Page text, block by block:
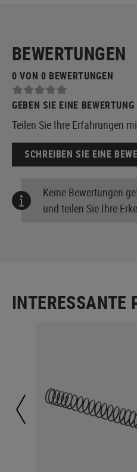
BEWERTUNGEN
0 VON 0 BEWERTUNGEN
GEBEN SIE EINE
Teilen Sie Ihre Erfahrungen
SCHREIBEN SIE EINE
Keine Bewertungen
und teilen Sie Ihre
INTERESSANTE